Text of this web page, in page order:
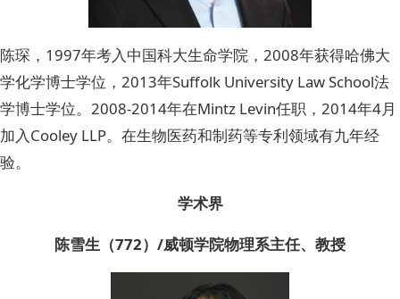
陈琛，1997年考入中国科大生命学院，2008年获得哈佛大
学化学博士学位，2013年Suffolk University Law School法
学博士学位。2008-2014年在Mintz Levin任职，2014年4月
加入Cooley LLP。在生物医药和制药等专利领域有九年经
验。
学术界
陈雪生（772）/威顿学院物理系主任、教授